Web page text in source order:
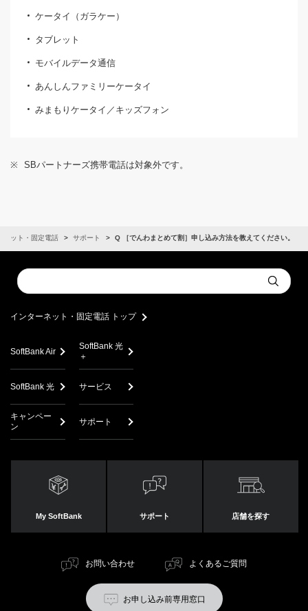
ケータイ（ガラケー）
タブレット
モバイルデータ通信
あんしんファミリーケータイ
みまもりケータイ／キッズフォン
※ SBパートナーズ携帯電話は対象外です。
ネット・固定電話 サポート Q ［でんわまとめて割］申し込み方法を教えてください。
Conduct
a
Submit
インターネット・固定電話 トップ
SoftBank Air
SoftBank 光
＋
SoftBank 光 サービス
キャンペー
ン
サポート
My SoftBank サポート 店舗を探す
お問い合わせ よくあるご質問
お申し込み前専用窓口